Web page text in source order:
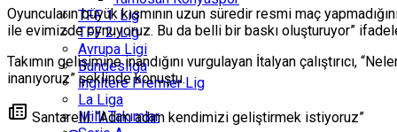
TFF 1. Lig
TFF 2. Lig
Avrupa Ligi
Bundesliga
İngiltere Premier Lig
La Liga
Milli Takımlar
Oyuncuların büyük kısmının uzun süredir resmi maç
ile evimizde oynuyoruz. Bu da belli bir baskı oluşturuyor”
Takımın gelişimine inandığını vurgulayan İtalyan çalıştırıcı,
inanıyoruz” şeklinde konuştu.
Santarelli: “Adım adım kendimizi geliştirmek istiyoruz”